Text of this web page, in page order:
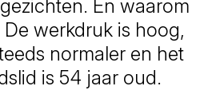
En waarom
werkdruk is hoog,
normaler en het
is 54 jaar oud.